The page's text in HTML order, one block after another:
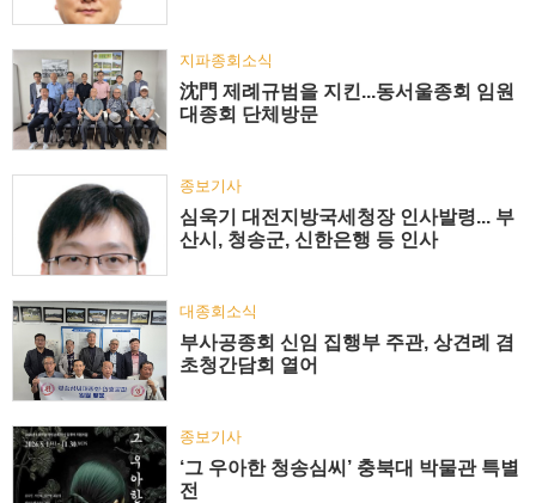
지파종회소식
沈門 제례규범을 지킨...동서울종회 임원
대종회 단체방문
종보기사
심욱기 대전지방국세청장 인사발령... 부
산시, 청송군, 신한은행 등 인사
대종회소식
부사공종회 신임 집행부 주관, 상견례 겸
초청간담회 열어
종보기사
‘그 우아한 청송심씨’ 충북대 박물관 특별
전